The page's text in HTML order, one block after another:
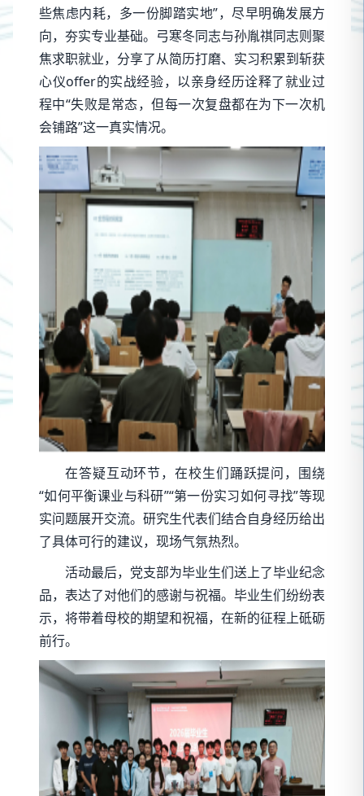
些焦虑内耗，多一份脚踏实地”，尽早明确发展方
向，夯实专业基础。弓寒冬同志与孙胤祺同志则聚
焦求职就业，分享了从简历打磨、实习积累到斩获
心仪offer的实战经验，以亲身经历诠释了就业过
程中“失败是常态，但每一次复盘都在为下一次机
会铺路”这一真实情况。
在答疑互动环节，在校生们踊跃提问，围绕
“如何平衡课业与科研”“第一份实习如何寻找”等现
实问题展开交流。研究生代表们结合自身经历给出
了具体可行的建议，现场气氛热烈。
活动最后，党支部为毕业生们送上了毕业纪念
品，表达了对他们的感谢与祝福。毕业生们纷纷表
示，将带着母校的期望和祝福，在新的征程上砥砺
前行。